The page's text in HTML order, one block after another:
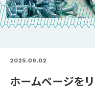
2025.09.02
ホームページを